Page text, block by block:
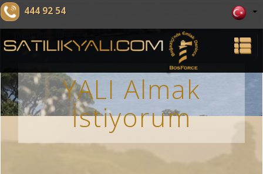
444 92 54
YALI Almak
İstiyorum